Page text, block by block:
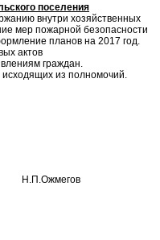
поселения
внутри хозяйственных
мер пожарной безопасности
планов на 2017 год.
актов
граждан.
из полномочий.